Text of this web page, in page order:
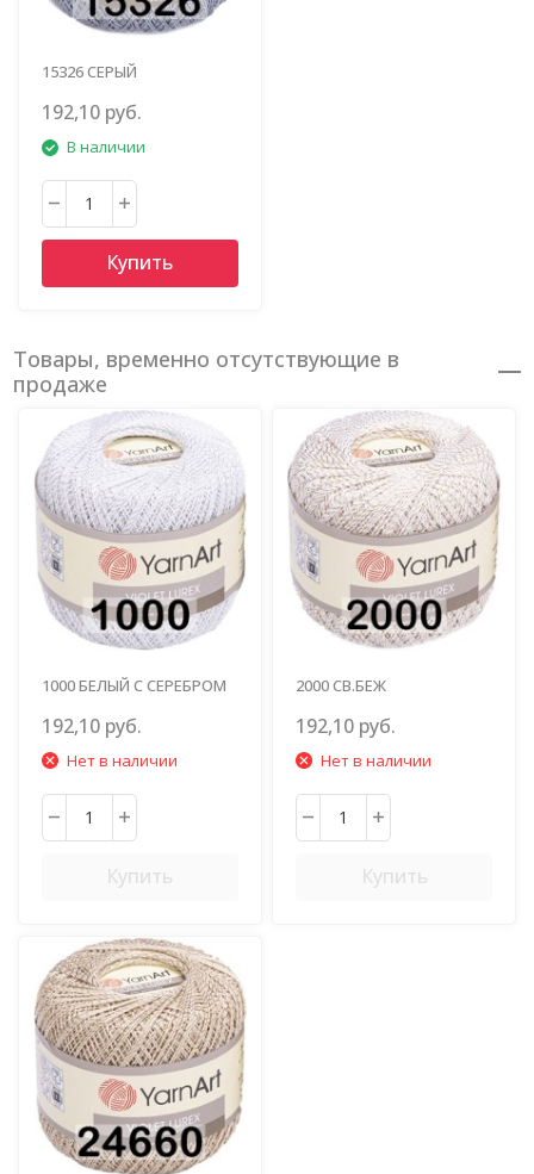
15326 СЕРЫЙ
192,10 руб.
В наличии
Купить
Товары, временно отсутствующие в
продаже
1000 БЕЛЫЙ С СЕРЕБРОМ
192,10 руб.
Нет в наличии
Купить
2000 СВ.БЕЖ
192,10 руб.
Нет в наличии
Купить